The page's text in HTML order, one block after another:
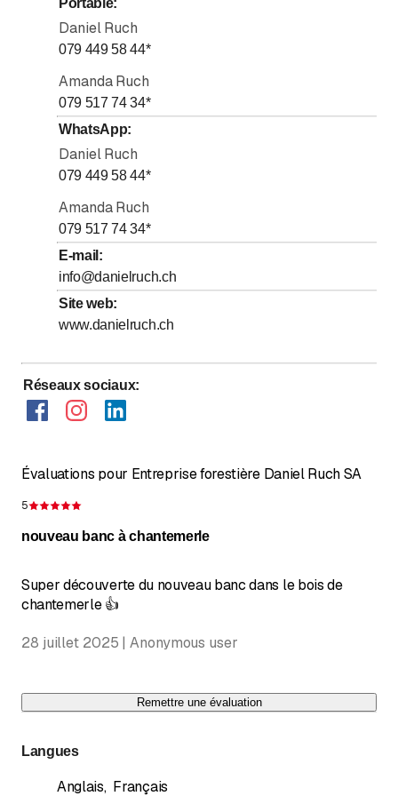
Samedi
Dimanche
Portable:
Daniel Ruch
079 449 58 44*
Amanda Ruch
079 517 74 34*
WhatsApp:
Daniel Ruch
079 449 58 44*
Amanda Ruch
079 517 74 34*
E-mail :
info@danielruch.ch
Site web:
www.danielruch.ch
Réseaux sociaux:
Évaluations pour Entreprise forestière Daniel Ruch SA
5
nouveau banc à chantemerle
Super découverte du nouveau banc dans le bois de
chantemerle 👍
28 juillet 2025 | Anonymous user
Remettre une évaluation
Langues
Anglais, Français